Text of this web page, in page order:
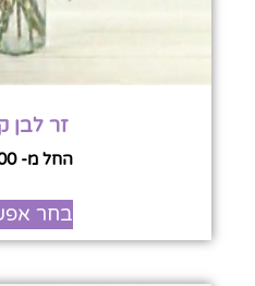
זר לבן
החל מ-
בחר